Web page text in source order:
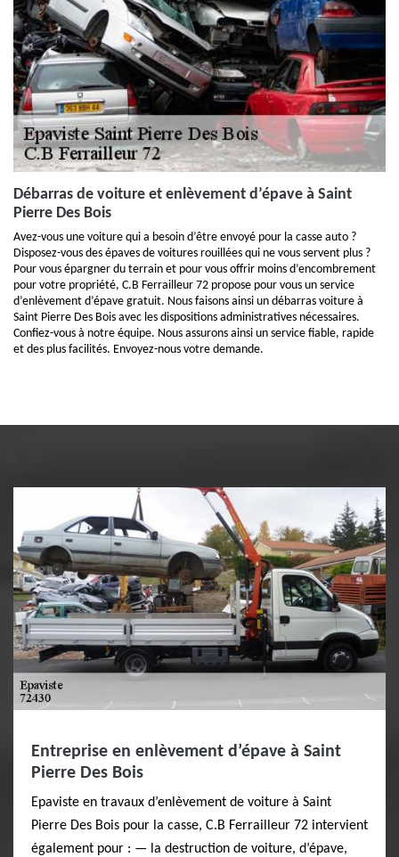
Débarras de voiture et enlèvement d’épave à Saint
Pierre Des Bois
Avez-vous une voiture qui a besoin d’être envoyé pour la casse auto ?
Disposez-vous des épaves de voitures rouillées qui ne vous servent plus ?
Pour vous épargner du terrain et pour vous offrir moins d’encombrement
pour votre propriété, C.B Ferrailleur 72 propose pour vous un service
d’enlèvement d’épave gratuit. Nous faisons ainsi un débarras voiture à
Saint Pierre Des Bois avec les dispositions administratives nécessaires.
Confiez-vous à notre équipe. Nous assurons ainsi un service fiable, rapide
et des plus facilités. Envoyez-nous votre demande.
Entreprise en enlèvement d’épave à Saint
Pierre Des Bois
Epaviste en travaux d’enlèvement de voiture à Saint
Pierre Des Bois pour la casse, C.B Ferrailleur 72 intervient
également pour : — la destruction de voiture, d’épave,